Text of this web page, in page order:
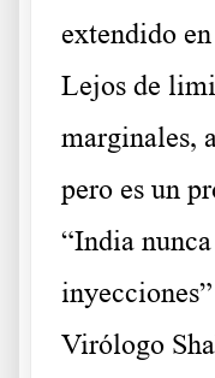
extendido
Lejos de
marginales,
pero es un
“India
Virólogo